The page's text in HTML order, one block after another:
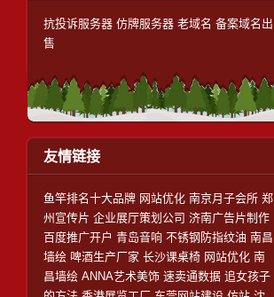
抗投诉服务器 仿牌服务器 老域名 备案域名出
售
友情链接
鱼竿排名十大品牌 网站优化 南京月子会所 郑
州宣传片 企业展厅策划公司 济南广告片制作
百度推广开户 青岛音响 不锈钢防指纹油 南昌
墙绘 啤酒生产厂家 长沙课桌椅 网站优化 南
昌墙绘 ANNA艺术美饰 速卖通数据 追女孩子